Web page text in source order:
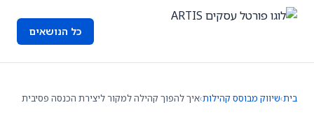
כל הנושאים
בית›שיווק מבוסס קהילות›איך להפוך קהילה למקור ליצירת הכנסה פסיבית